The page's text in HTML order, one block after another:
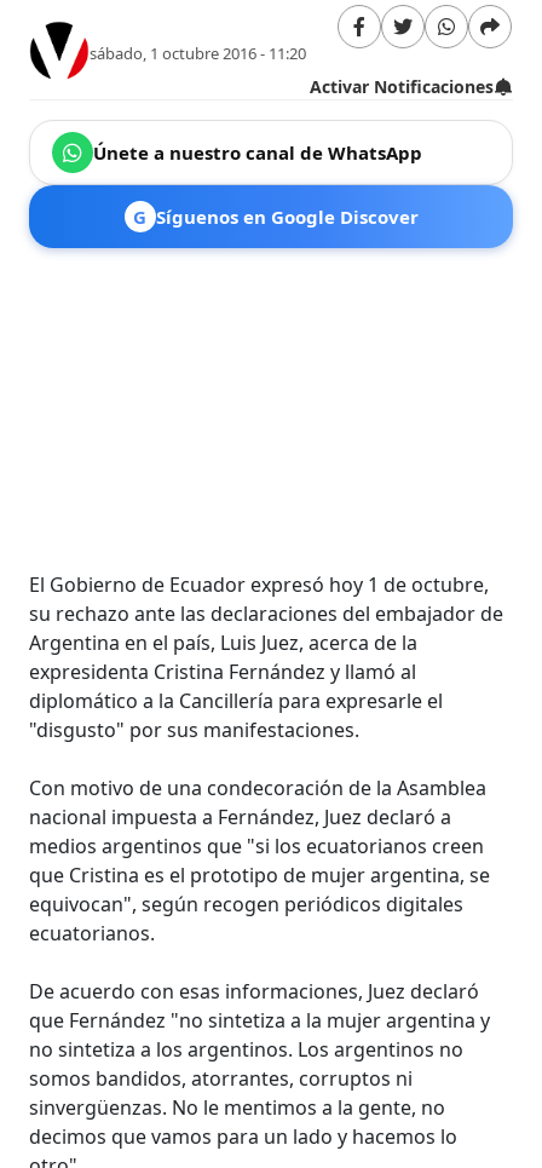
sábado, 1 octubre 2016 - 11:20
Activar Notificaciones
Únete a nuestro canal de WhatsApp
G Síguenos en Google Discover
El Gobierno de Ecuador expresó hoy 1 de octubre,
su rechazo ante las declaraciones del embajador de
Argentina en el país, Luis Juez, acerca de la
expresidenta Cristina Fernández y llamó al
diplomático a la Cancillería para expresarle el
"disgusto" por sus manifestaciones.
Con motivo de una condecoración de la Asamblea
nacional impuesta a Fernández, Juez declaró a
medios argentinos que "si los ecuatorianos creen
que Cristina es el prototipo de mujer argentina, se
equivocan", según recogen periódicos digitales
ecuatorianos.
De acuerdo con esas informaciones, Juez declaró
que Fernández "no sintetiza a la mujer argentina y
no sintetiza a los argentinos. Los argentinos no
somos bandidos, atorrantes, corruptos ni
sinvergüenzas. No le mentimos a la gente, no
decimos que vamos para un lado y hacemos lo